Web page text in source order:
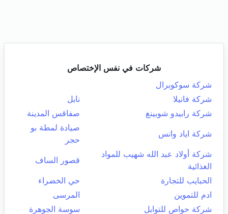
شركات في نفس الإختصاص
شركة سوكوبرال
شركة فانيلا
نابل
شركة رابيدو شوبينغ
صفاقس المدينة
شركة اياد وانس
صيادة لمطة بو
حجر
شركة أولاد عبد الله شهيب للمواد
الغذائية
قصور الساف
الحبايب للتجارة
حي الخضراء
ادم للتموين
المرسى
شركة حواص للتوابل
سوسة الجوهرة